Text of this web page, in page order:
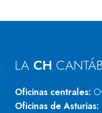
LA CH
Oficinas centrales:
Oficinas de Asturias: